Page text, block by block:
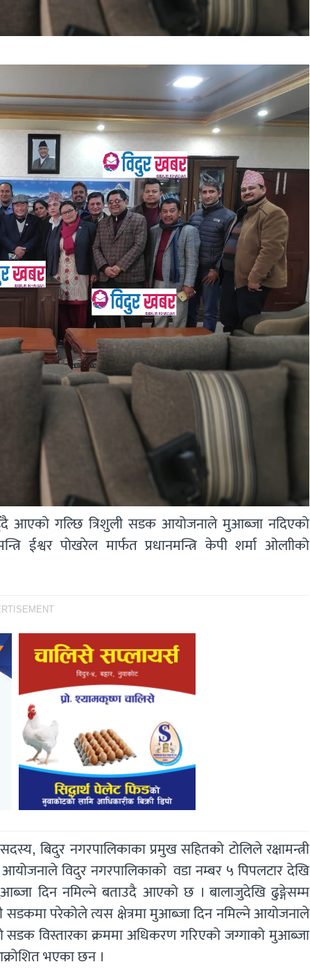
हुँदै आएको गल्छि त्रिशुली सडक आयोजनाले मुआब्जा नदिएको
ईश्वर पोखरेल मार्फत प्रधानमन्त्रि केपी शर्मा ओलाीको
बिदुर नगरपालिकाका प्रमुख सहितको टोलिले रक्षामन्त्री
आयोजनाले विदुर नगरपालिकाको वडा नम्बर ५ पिपलटार देखि
दिन नमिल्ने बताउदै आएको छ । बालाजुदेखि ढुङ्गेसम्म
सडकमा परेकोले त्यस क्षेत्रमा मुआब्जा दिन नमिल्ने आयोजनाले
विस्तारका क्रममा अधिकरण गरिएको जग्गाको मुआब्जा
भएका छन ।